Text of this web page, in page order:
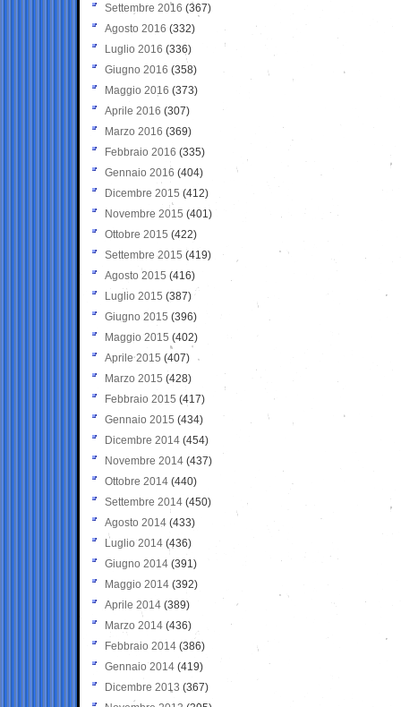
Settembre 2016 (367)
Agosto 2016 (332)
Luglio 2016 (336)
Giugno 2016 (358)
Maggio 2016 (373)
Aprile 2016 (307)
Marzo 2016 (369)
Febbraio 2016 (335)
Gennaio 2016 (404)
Dicembre 2015 (412)
Novembre 2015 (401)
Ottobre 2015 (422)
Settembre 2015 (419)
Agosto 2015 (416)
Luglio 2015 (387)
Giugno 2015 (396)
Maggio 2015 (402)
Aprile 2015 (407)
Marzo 2015 (428)
Febbraio 2015 (417)
Gennaio 2015 (434)
Dicembre 2014 (454)
Novembre 2014 (437)
Ottobre 2014 (440)
Settembre 2014 (450)
Agosto 2014 (433)
Luglio 2014 (436)
Giugno 2014 (391)
Maggio 2014 (392)
Aprile 2014 (389)
Marzo 2014 (436)
Febbraio 2014 (386)
Gennaio 2014 (419)
Dicembre 2013 (367)